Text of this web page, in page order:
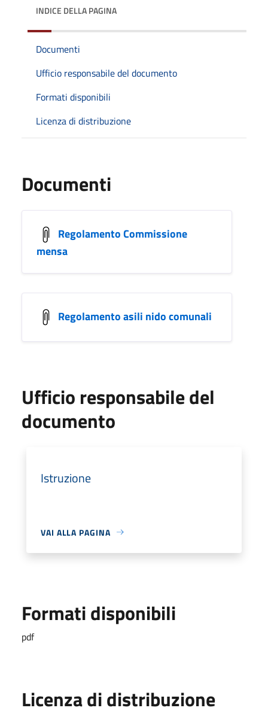
INDICE DELLA PAGINA
Documenti
Ufficio responsabile del documento
Formati disponibili
Licenza di distribuzione
Documenti
Regolamento Commissione
mensa
Regolamento asili nido comunali
Ufficio responsabile del
documento
Istruzione
VAI ALLA PAGINA
Formati disponibili
pdf
Licenza di distribuzione